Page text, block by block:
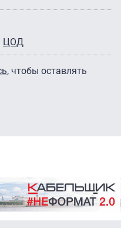
ЦОД
, чтобы оставлять